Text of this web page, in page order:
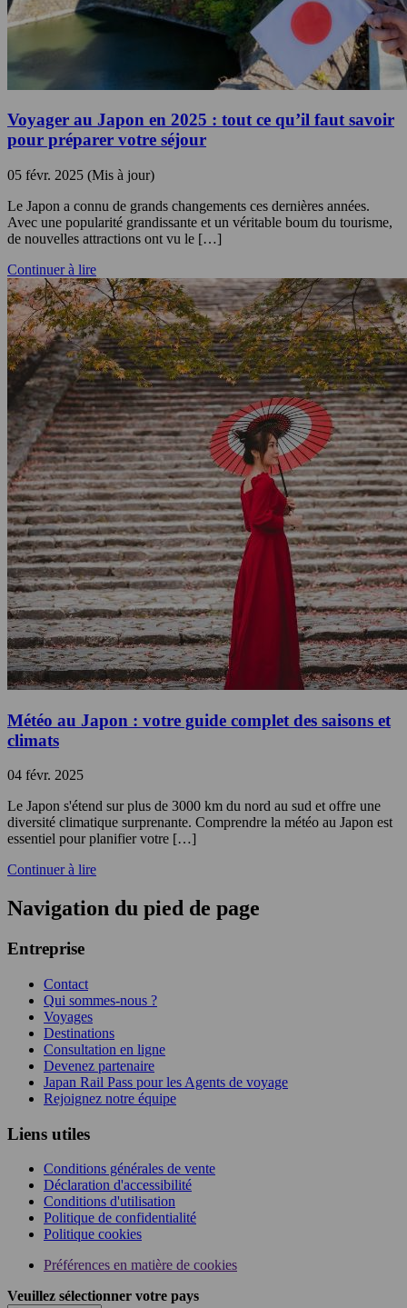
Voyager au Japon en 2025 : tout ce qu’il faut savoir
pour préparer votre séjour
05 févr. 2025 (Mis à jour)
Le Japon a connu de grands changements ces dernières années.
Avec une popularité grandissante et un véritable boum du tourisme,
de nouvelles attractions ont vu le […]
Continuer à lire
Météo au Japon : votre guide complet des saisons et
climats
04 févr. 2025
Le Japon s'étend sur plus de 3000 km du nord au sud et offre une
diversité climatique surprenante. Comprendre la météo au Japon est
essentiel pour planifier votre […]
Continuer à lire
Navigation du pied de page
Entreprise
Contact
Qui sommes-nous ?
Voyages
Destinations
Consultation en ligne
Devenez partenaire
Japan Rail Pass pour les Agents de voyage
Rejoignez notre équipe
Liens utiles
Conditions générales de vente
Déclaration d'accessibilité
Conditions d'utilisation
Politique de confidentialité
Politique cookies
Préférences en matière de cookies
Veuillez sélectionner votre pays